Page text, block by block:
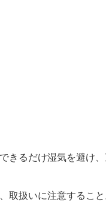
るだけ湿気を避け、
扱いに注意すること